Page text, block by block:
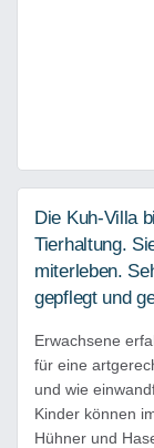
Die Kuh-Villa
Tierhaltung.
miterleben.
gepflegt und
Erwachsene
für eine
und wie
Kinder können
Hühner und